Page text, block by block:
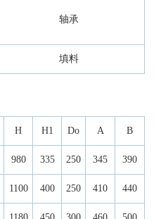
轴承
填料
H H1 Do A B
980 335 250 345 390
1100 400 250 410 440